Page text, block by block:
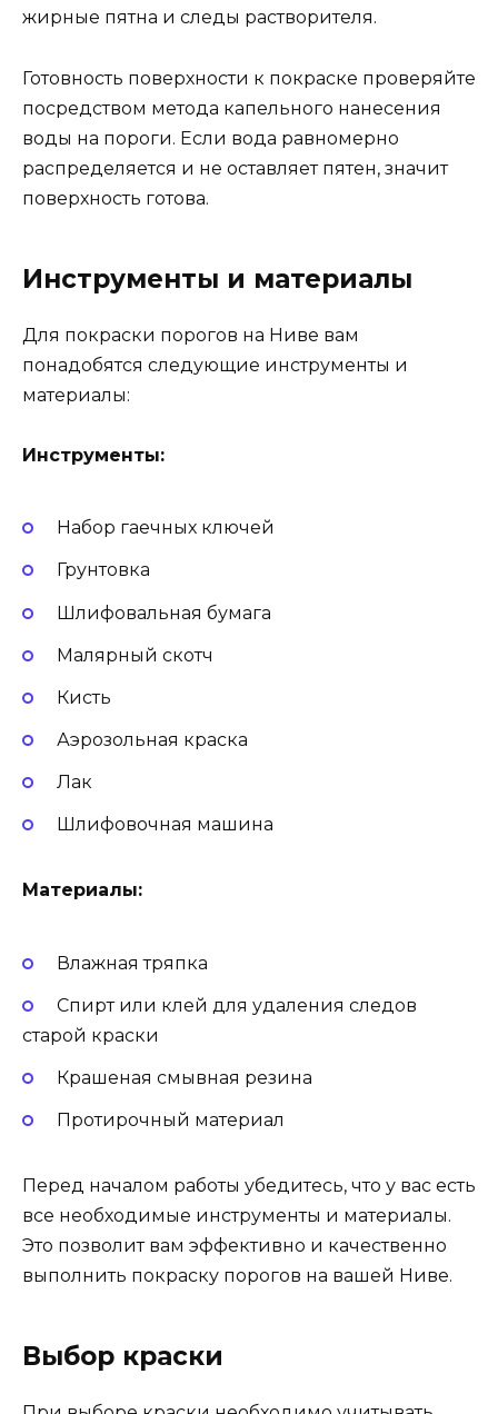
жирные пятна и следы растворителя.
Готовность поверхности к покраске проверяйте
посредством метода капельного нанесения
воды на пороги. Если вода равномерно
распределяется и не оставляет пятен, значит
поверхность готова.
Инструменты и материалы
Для покраски порогов на Ниве вам
понадобятся следующие инструменты и
материалы:
Инструменты:
Набор гаечных ключей
Грунтовка
Шлифовальная бумага
Малярный скотч
Кисть
Аэрозольная краска
Лак
Шлифовочная машина
Материалы:
Влажная тряпка
Спирт или клей для удаления следов
старой краски
Крашеная смывная резина
Протирочный материал
Перед началом работы убедитесь, что у вас есть
все необходимые инструменты и материалы.
Это позволит вам эффективно и качественно
выполнить покраску порогов на вашей Ниве.
Выбор краски